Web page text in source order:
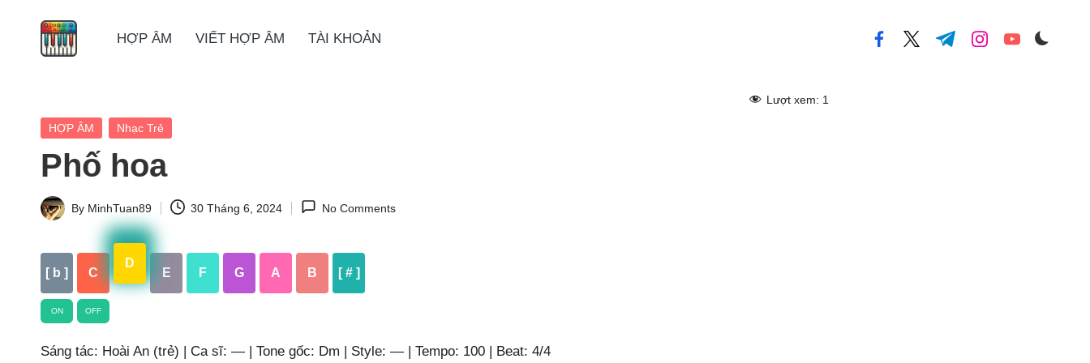
HỢP ÂM VIẾT HỢP ÂM TÀI KHOẢN facebook.com
twitter.com
t.me instagram.com
youtube.com
Posted
HỢP ÂM Nhạc Trẻ
Phố hoa
Posted
By MinhTuan89 30 Tháng 6, 2024 No Comments
[ b ] C
D
E F G A B [ # ]
ON OFF
Sáng tác: Hoài An (trẻ) | Ca sĩ: — | Tone gốc: Dm | Style: — | Tempo: 100 | Beat: 4/4
Lượt xem: 1